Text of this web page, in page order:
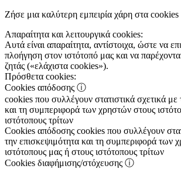
Ζήσε μια καλύτερη εμπειρία χάρη στα cookies
Απαραίτητα και λειτουργικά cookies:
Αυτά είναι απαραίτητα, αντίστοιχα, ώστε να
πλοήγηση στον ιστότοπό μας και να
ζητάς («ελάχιστα cookies»).
Πρόσθετα cookies:
Cookies απόδοσης ⓘ
cookies που συλλέγουν στατιστικά σχετικά με
και τη συμπεριφορά των χρηστών στους
ιστότοπους τρίτων
Cookies απόδοσης cookies που συλλέγουν
την επισκεψιμότητα και τη συμπεριφορά των
ιστότοπους μας ή στους ιστότοπους τρίτων
Cookies διαφήμισης/στόχευσης ⓘ